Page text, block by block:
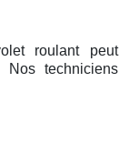
roulant peut
Nos techniciens